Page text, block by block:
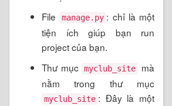
File
manage.py : chỉ là một
tiện ích giúp bạn run
project của bạn.
Thư mục myclub_site
mà
nằm trong thư mục
myclub_site : Đây là một